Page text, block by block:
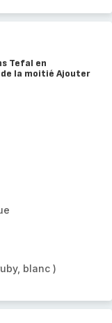
Tefal en
la moitié Ajouter
blanc )